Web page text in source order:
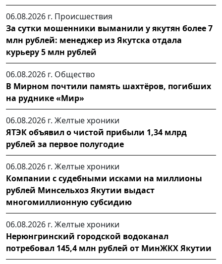
06.08.2026 г. Происшествия
За сутки мошенники выманили у якутян более 7
млн рублей: менеджер из Якутска отдала
курьеру 5 млн рублей
06.08.2026 г. Общество
В Мирном почтили память шахтёров, погибших
на руднике «Мир»
06.08.2026 г. Желтые хроники
ЯТЭК объявил о чистой прибыли 1,34 млрд
рублей за первое полугодие
06.08.2026 г. Желтые хроники
Компании с судебными исками на миллионы
рублей Минсельхоз Якутии выдаст
многомиллионную субсидию
06.08.2026 г. Желтые хроники
Нерюнгринский городской водоканал
потребовал 145,4 млн рублей от МинЖКХ Якутии